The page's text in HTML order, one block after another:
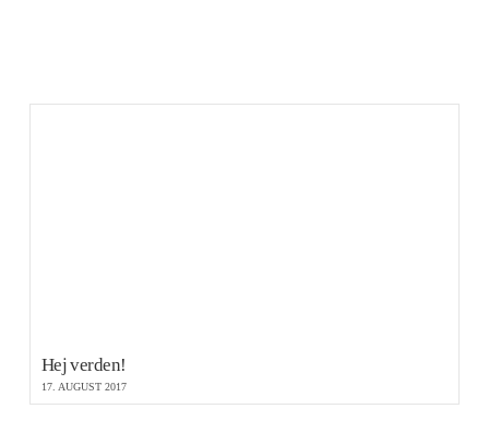
Hej verden!
17. AUGUST 2017